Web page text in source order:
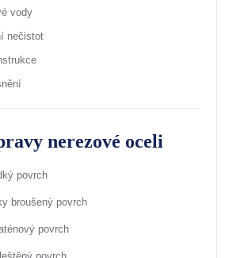
vody
nečistot
nerezové oceli
povrch
broušený povrch
povrch